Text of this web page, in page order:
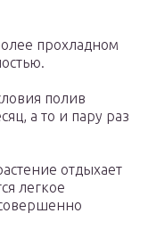
прохладном
полив
а то и пару раз
отдыхает
легкое